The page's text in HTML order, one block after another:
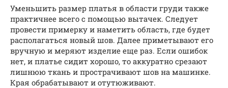
Уменьшить размер платья в области груди также
практичнее всего с помощью вытачек. Следует
провести примерку и наметить область, где будет
располагаться новый шов. Далее приметывают его
вручную и меряют изделие еще раз. Если ошибок
нет, и платье сидит хорошо, то аккуратно срезают
лишнюю ткань и прострачивают шов на машинке.
Края обрабатывают и отутюживают.